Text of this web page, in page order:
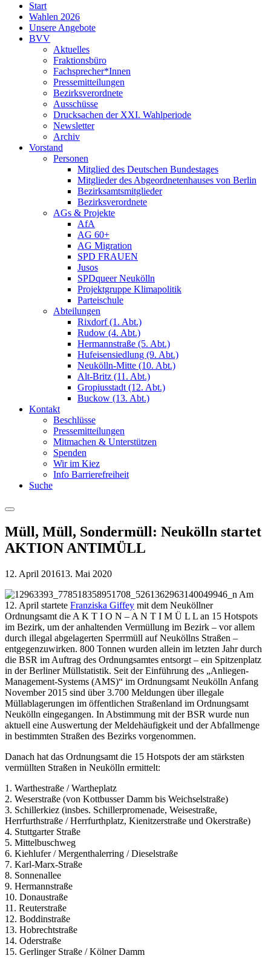
Start
Wahlen 2026
Unsere Angebote
BVV
Aktuelles
Fraktionsbüro
Fachsprecher*Innen
Pressemitteilungen
Bezirksverordnete
Ausschüsse
Drucksachen der XXI. Wahlperiode
Newsletter
Archiv
Vorstand
Personen
Mitglied des Deutschen Bundestages
Mitglieder des Abgeordnetenhauses von Berlin
Bezirksamtsmitglieder
Bezirksverordnete
AGs & Projekte
AfA
AG 60+
AG Migration
SPD FRAUEN
Jusos
SPDqueer Neukölln
Projektgruppe Klimapolitik
Parteischule
Abteilungen
Rixdorf (1. Abt.)
Rudow (4. Abt.)
Hermannstraße (5. Abt.)
Hufeisensiedlung (9. Abt.)
Neukölln-Mitte (10. Abt.)
Alt-Britz (11. Abt.)
Gropiusstadt (12. Abt.)
Buckow (13. Abt.)
Kontakt
Beschlüsse
Pressemitteilungen
Mitmachen & Unterstützen
Spenden
Wir im Kiez
Info Barrierefreiheit
Suche
Menu
Müll, Müll, Sondermüll: Neukölln startet
AKTION ANTIMÜLL
12. April 201613. Mai 2020
Am
12. April startete Franziska Giffey mit dem Neuköllner
Ordnungsamt die A K T I O N – A N T I M Ü L L an 15 Hotspots
im Bezirk, um der anhaltenden Vermüllung im Bezirk – vor allem
durch illegal abgelagerten Sperrmüll auf Neuköllns Straßen –
entgegenzuwirken. 800 Tonnen wurden allein im letzten Jahr durch
die BSR im Auftrag des Ordnungsamtes entsorgt – ein Spitzenplatz
in der Berliner Müllstatistik. Seit der Einführung des „Anliegen-
Management-Systems (AMS)“ im Ordnungsamt Neukölln Anfang
November 2015 sind über 3.700 Meldungen über illegale
Müllablagerungen im öffentlichen Straßenland im Ordnungsamt
Neukölln eingegangen. In Abstimmung mit der BSR wurde nun
aktuell eine Auswertung der Meldehäufigkeit und der Abfallmenge
in bestimmten Straßen des Bezirks vorgenommen.
Danach hat das Ordnungsamt die 15 Hotspots der am stärksten
vermüllten Straßen in Neukölln ermittelt:
1. Warthestraße / Wartheplatz
2. Weserstraße (von Kottbusser Damm bis Weichselstraße)
3. Schillerkiez (insbes. Schillerpromenade, Weisestraße,
Herrfurthstraße / Herrfurthplatz, Kienitzerstraße und Okerstraße)
4. Stuttgarter Straße
5. Mittelbuschweg
6. Kiehlufer / Mergenthalerring / Dieselstraße
7. Karl-Marx-Straße
8. Sonnenallee
9. Hermannstraße
10. Donaustraße
11. Reuterstraße
12. Boddinstraße
13. Hobrechtstraße
14. Oderstraße
15. Gerlinger Straße / Kölner Damm